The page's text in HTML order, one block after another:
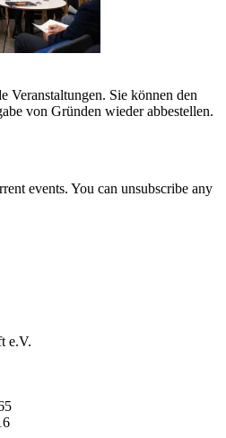
Veranstaltungen. Sie können den
von Gründen wieder abbestellen.
events. You can unsubscribe any
e.V.